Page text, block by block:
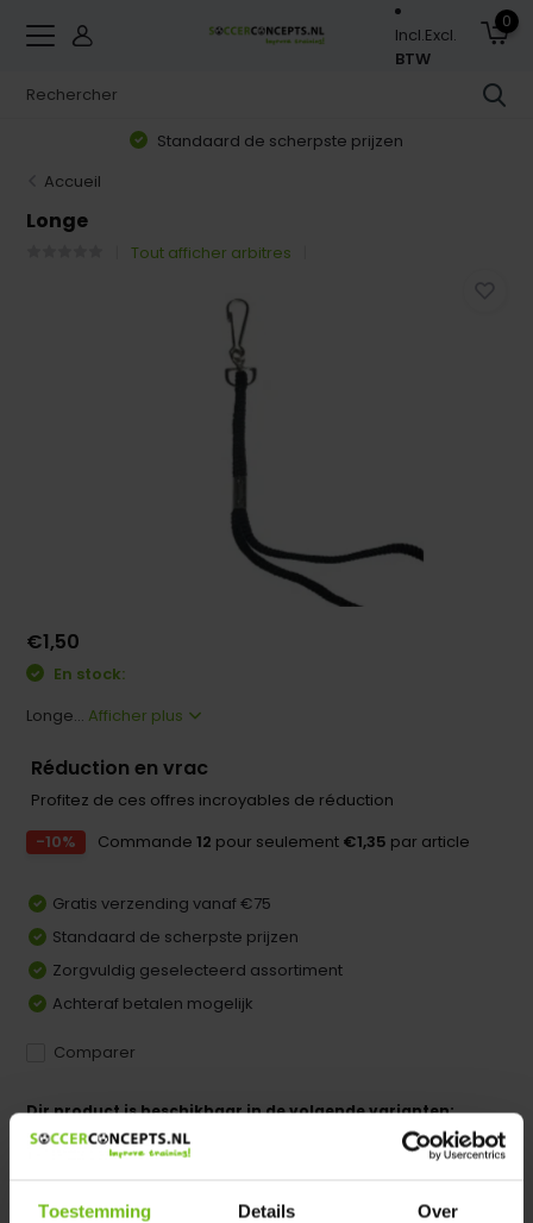
Toestemming Details Over
Incl.Excl.
BTW
0
Standaard de scherpste prijzen
Accueil
Longe
Tout afficher arbitres
€1,50
En stock:
Longe... Afficher plus
Réduction en vrac
Profitez de ces offres incroyables de réduction
-10%
Commande12 pour seulement €1,35 par article
Gratis verzending vanaf €75
Standaard de scherpste prijzen
Zorgvuldig geselecteerd assortiment
Achteraf betalen mogelijk
Comparer
Dir product is beschikbaar in de volgende varianten:
We helpen u graag met meer informatie